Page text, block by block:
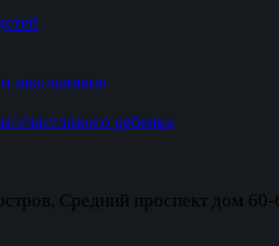
школьников
счастливого ребенка
Средний проспект дом 60-